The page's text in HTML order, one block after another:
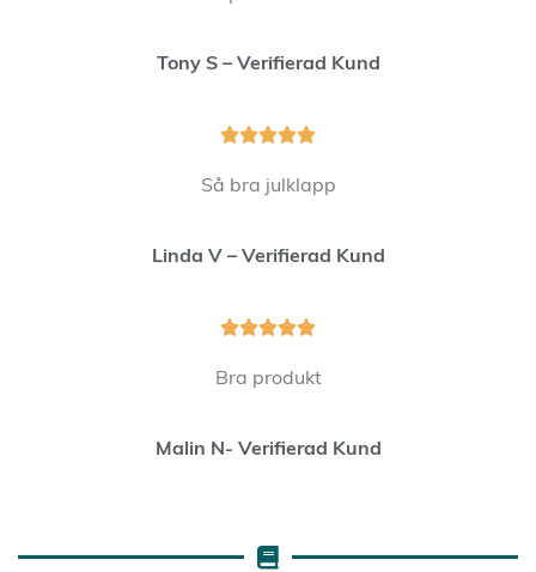
Tony S – Verifierad Kund

Så bra julklapp
Linda V – Verifierad Kund

Bra produkt
Malin N- Verifierad Kund